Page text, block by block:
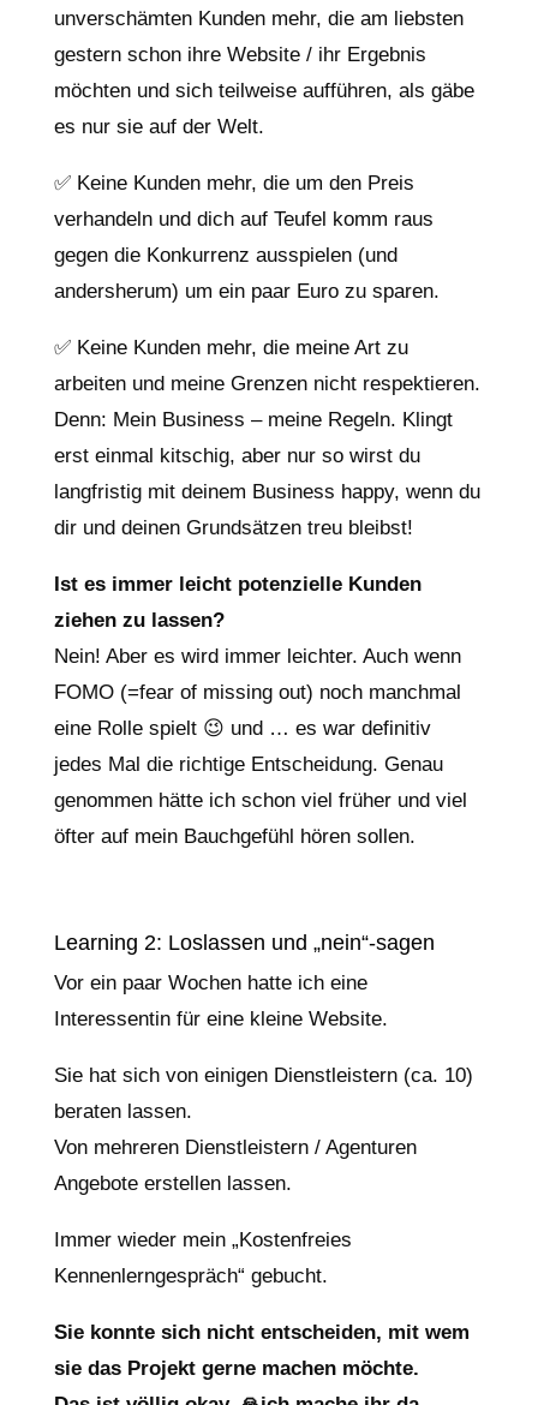
unverschämten Kunden mehr, die am liebsten
gestern schon ihre Website / ihr Ergebnis
möchten und sich teilweise aufführen, als gäbe
es nur sie auf der Welt.
✅ Keine Kunden mehr, die um den Preis
verhandeln und dich auf Teufel komm raus
gegen die Konkurrenz ausspielen (und
andersherum) um ein paar Euro zu sparen.
✅ Keine Kunden mehr, die meine Art zu
arbeiten und meine Grenzen nicht respektieren.
Denn: Mein Business – meine Regeln. Klingt
erst einmal kitschig, aber nur so wirst du
langfristig mit deinem Business happy, wenn du
dir und deinen Grundsätzen treu bleibst!
Ist es immer leicht potenzielle Kunden
ziehen zu lassen?
Nein! Aber es wird immer leichter. Auch wenn
FOMO (=fear of missing out) noch manchmal
eine Rolle spielt 😉 und … es war definitiv
jedes Mal die richtige Entscheidung. Genau
genommen hätte ich schon viel früher und viel
öfter auf mein Bauchgefühl hören sollen.
Learning 2: Loslassen und „nein“-sagen
Vor ein paar Wochen hatte ich eine
Interessentin für eine kleine Website.
Sie hat sich von einigen Dienstleistern (ca. 10)
beraten lassen.
Von mehreren Dienstleistern / Agenturen
Angebote erstellen lassen.
Immer wieder mein „Kostenfreies
Kennenlerngespräch“ gebucht.
Sie konnte sich nicht entscheiden, mit wem
sie das Projekt gerne machen möchte.